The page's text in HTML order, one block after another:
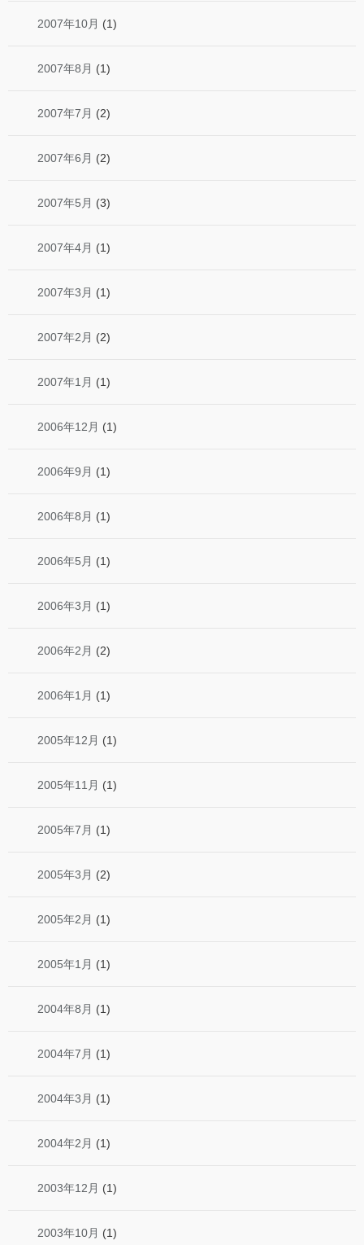
2007年10月 (1)
2007年8月 (1)
2007年7月 (2)
2007年6月 (2)
2007年5月 (3)
2007年4月 (1)
2007年3月 (1)
2007年2月 (2)
2007年1月 (1)
2006年12月 (1)
2006年9月 (1)
2006年8月 (1)
2006年5月 (1)
2006年3月 (1)
2006年2月 (2)
2006年1月 (1)
2005年12月 (1)
2005年11月 (1)
2005年7月 (1)
2005年3月 (2)
2005年2月 (1)
2005年1月 (1)
2004年8月 (1)
2004年7月 (1)
2004年3月 (1)
2004年2月 (1)
2003年12月 (1)
2003年10月 (1)